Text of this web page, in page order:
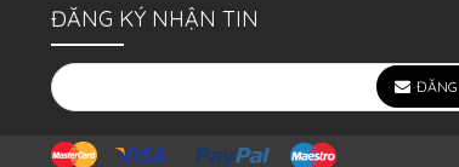
ĐĂNG KÝ NHẬN TIN